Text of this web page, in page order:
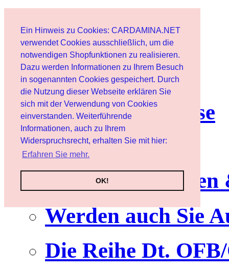
Ein Hinweis zu Cookies: CARDAMINA.NET
verwendet Cookies ausschließlich, um die
notwendigen Shopfunktionen zu realisieren.
Dazu werden Informationen zu Ihrem Besuch
in sogenannten Cookies gespeichert. Durch
die Nutzung dieser Webseite erklären Sie
sich mit der Verwendung von Cookies
einverstanden. Weiterführende
Informationen, auch zu Ihrem
Widerspruchsrecht, erhalten Sie mit hier:
Erfahren Sie mehr.
OK!
Benutzer
Newsletter
Nutzungshinweise
Service
Werden auch Sie
Die Reihe Dt.